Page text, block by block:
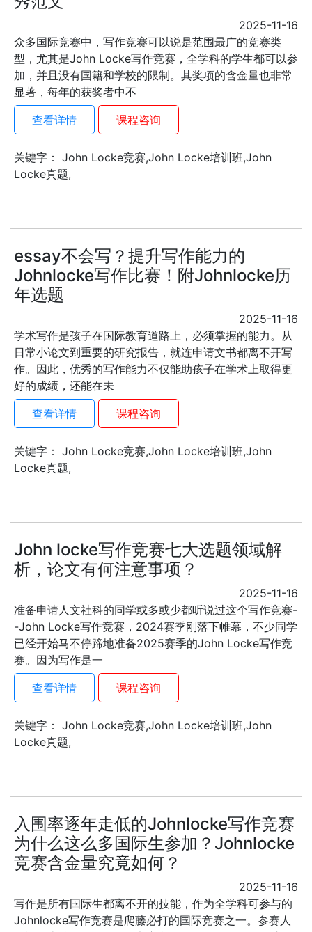
2025-11-16
众多国际竞赛中，写作竞赛可以说是范围最广的竞赛类
型，尤其是John Locke写作竞赛，全学科的学生都可以参
加，并且没有国籍和学校的限制。其奖项的含金量也非常
显著，每年的获奖者中不
查看详情
课程咨询
关键字： John Locke竞赛,John Locke培训班,John
Locke真题,
essay不会写？提升写作能力的
Johnlocke写作比赛！附Johnlocke历
年选题
2025-11-16
学术写作是孩子在国际教育道路上，必须掌握的能力。从
日常小论文到重要的研究报告，就连申请文书都离不开写
作。因此，优秀的写作能力不仅能助孩子在学术上取得更
好的成绩，还能在未
查看详情
课程咨询
关键字： John Locke竞赛,John Locke培训班,John
Locke真题,
John locke写作竞赛七大选题领域解
析，论文有何注意事项？
2025-11-16
准备申请人文社科的同学或多或少都听说过这个写作竞赛-
-John Locke写作竞赛，2024赛季刚落下帷幕，不少同学
已经开始马不停蹄地准备2025赛季的John Locke写作竞
赛。因为写作是一
查看详情
课程咨询
关键字： John Locke竞赛,John Locke培训班,John
Locke真题,
入围率逐年走低的Johnlocke写作竞赛
为什么这么多国际生参加？Johnlocke
竞赛含金量究竟如何？
2025-11-16
写作是所有国际生都离不开的技能，作为全学科可参与的
Johnlocke写作竞赛是爬藤必打的国际竞赛之一。参赛人